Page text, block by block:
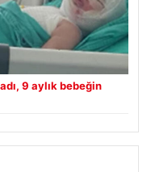
9 aylık bebeğin